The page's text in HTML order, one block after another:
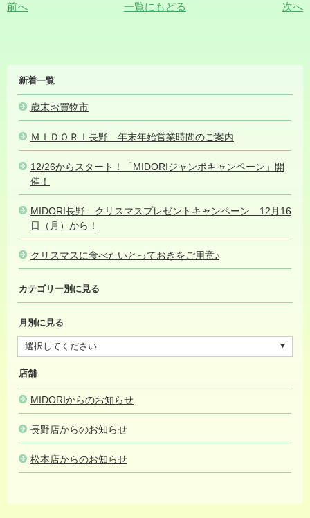
前へ 一覧にもどる 次へ
MIDORI
NEWS
新着一覧
歳末お買物市
ＭＩＤＯＲＩ長野 年末年始営業時間のご案内
12/26からスタート！「MIDORIジャンボキャンペーン」開
催！
MIDORI長野 クリスマスプレゼントキャンペーン 12月16
日（月）から！
クリスマスに食べたいとっておきをご用意♪
カテゴリー別に見る
月別に見る
店舗
MIDORIからのお知らせ
長野店からのお知らせ
松本店からのお知らせ